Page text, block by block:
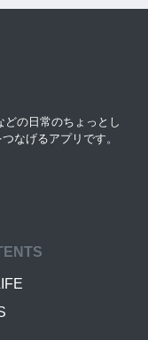
の日常のちょっとし
なげるアプリです。